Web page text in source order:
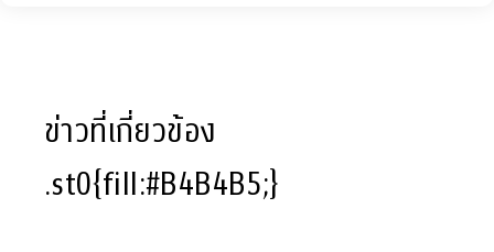
ข่าวที่เกี่ยวข้อง
.st0{fill:#B4B4B5;}